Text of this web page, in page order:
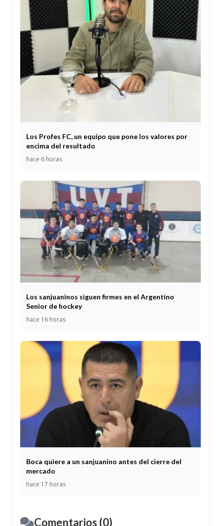
Los Profes FC, un equipo que pone los valores por
encima del resultado
hace 6 horas
Los sanjuaninos siguen firmes en el Argentino
Senior de hockey
hace 16 horas
Boca quiere a un sanjuanino antes del cierre del
mercado
hace 17 horas
Comentarios (0)